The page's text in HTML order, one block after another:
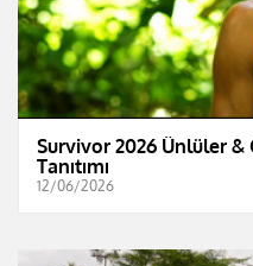
Survivor 2026 Ünlüler &
Tanıtımı
12/06/2026